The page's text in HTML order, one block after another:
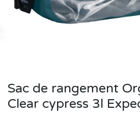
Sac de rangement
Clear cypress 3l